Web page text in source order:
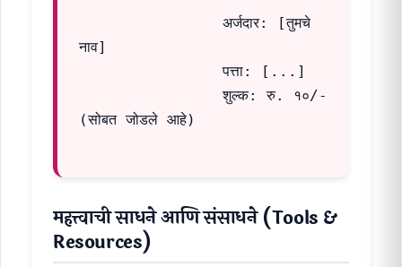
नाव]
                पत्ता: [...]
                शुल्क: रु. १०/-
(सोबत जोडले आहे)
महत्त्वाची साधने आणि संसाधने (Tools &
Resources)